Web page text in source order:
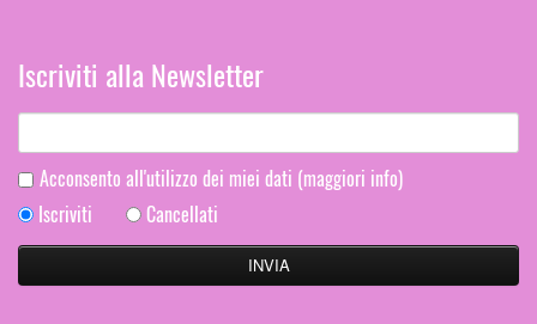
Iscriviti alla Newsletter
Acconsento all'utilizzo dei miei dati (maggiori info)
Iscriviti
Cancellati